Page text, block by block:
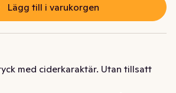
Lägg till i varukorgen
med ciderkaraktär. Utan tillsatt